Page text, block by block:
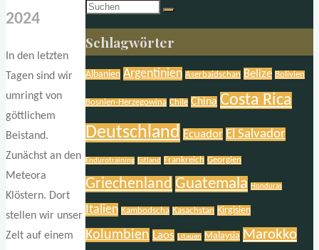
2024
In den letzten
Tagen sind wir
umringt von
göttlichem
Beistand.
Zunächst an den
Meteora
Klöstern. Dort
stellen wir unser
Zelt auf einem
Suchen
nach:
Schlagwörter
Albanien Argentinien Aserbaidschan Belize Bolivien
Bosnien-Herzegowina Chile China Costa Rica
Deutschland Ecuador El Salvador
Endurotraining Estland Frankreich Georgien
Griechenland Guatemala Honduras
Italien Kambodscha Kasachstan Kirgisien
Kolumbien Laos Litauen Malaysia Marokko